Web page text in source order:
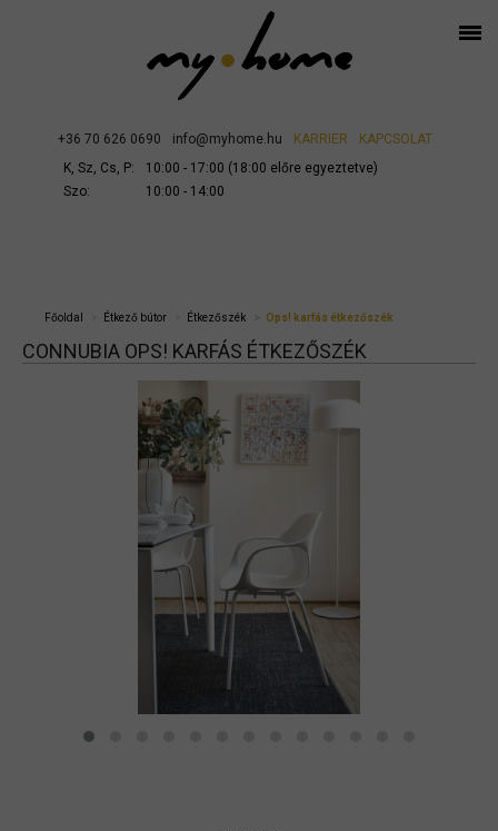
+36 70 626 0690 info@myhome.hu KARRIER
KAPCSOLAT
K, Sz, Cs, P:
10:00 - 17:00 (18:00 előre egyeztetve)
Szo:
10:00 - 14:00
Főoldal Étkező bútor Étkezőszék Ops! karfás étkezőszék
CONNUBIA OPS! KARFÁS ÉTKEZŐSZÉK